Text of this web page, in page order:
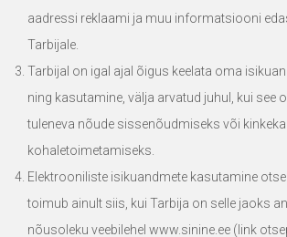
aadressi reklaami ja muu informatsiooni
Tarbijale.
Tarbijal on igal ajal õigus keelata oma
ning kasutamine, välja arvatud juhul, kui see
tuleneva nõude sissenõudmiseks või
kohaletoimetamiseks.
Elektrooniliste isikuandmete kasutamine
toimub ainult siis, kui Tarbija on selle jaoks
nõusoleku veebilehel www.sinine.ee (link